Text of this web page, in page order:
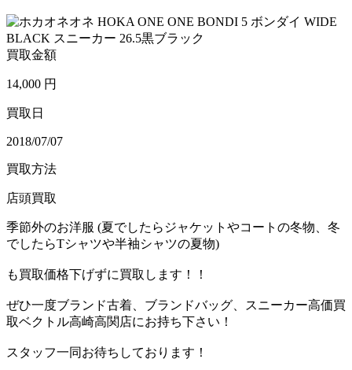
買取金額
14,000 円
買取日
2018/07/07
買取方法
店頭買取
季節外のお洋服 (夏でしたらジャケットやコートの冬物、冬
でしたらTシャツや半袖シャツの夏物)
も買取価格下げずに買取します！！
ぜひ一度ブランド古着、ブランドバッグ、スニーカー高価買
取ベクトル高崎高関店にお持ち下さい！
スタッフ一同お待ちしております！